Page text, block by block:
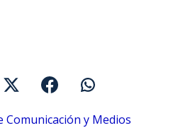
Comunicación y Medios